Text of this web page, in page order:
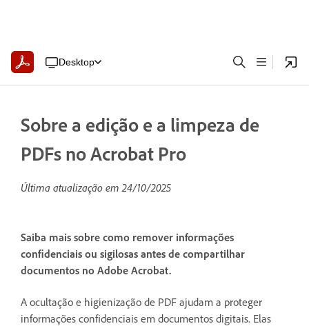
Desktop
Sobre a edição e a limpeza de
PDFs no Acrobat Pro
Última atualização em24/10/2025
Saiba mais sobre como remover informações
confidenciais ou sigilosas antes de compartilhar
documentos no Adobe Acrobat.
A ocultação e higienização de PDF ajudam a proteger
informações confidenciais em documentos digitais. Elas